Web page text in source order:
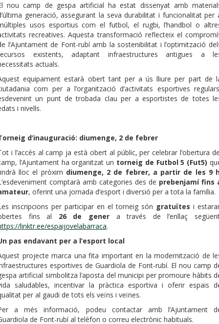
nou camp de gespa artificial ha estat dissenyat amb
generació, assegurant la seva durabilitat i funcionalitat per
usos esportius com el futbol, el rugbi, l’handbol o
recreatives. Aquesta transformació reflecteix el
l’Ajuntament de Font-rubí amb la sostenibilitat i l’optimització
existents, adaptant infraestructures antigues a
actuals.
equipament estarà obert tant per a ús lliure per part de
com per a l’organització d’activitats esportives
un punt de trobada clau per a esportistes de totes
i nivells.
d’inauguració: diumenge, 2 de febrer
i l’accés al camp ja està obert al públic, per celebrar l’obertura
l’Ajuntament ha organitzat un torneig de Futbol 5 (Fut5)
lloc el pròxim diumenge, 2 de febrer, a partir de les 9
comptarà amb categories des de prebenjamí fins
, oferint una jornada d’esport i diversió per a tota la família.
inscripcions per participar en el torneig són gratuïtes i
fins al 26 de gener a través de l’enllaç
linktr.ee/espaijovelabarraca.
pas endavant per a l’esport local
projecte marca una fita important en la modernització de
esportives de Guardiola de Font-rubí. El nou camp
artificial simbolitza l’aposta del municipi per promoure hàbits
saludables, incentivar la pràctica esportiva i oferir espais
per al gaudi de tots els veïns i veïnes.
a més informació, podeu contactar amb l’Ajuntament
de Font-rubí al telèfon o correu electrònic habituals.